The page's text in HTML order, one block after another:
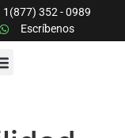
1(877) 352 - 0989
Escríbenos